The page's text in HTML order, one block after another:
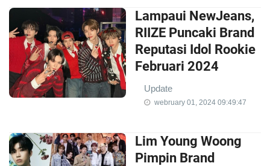
Lampaui NewJeans,
RIIZE Puncaki Brand
Reputasi Idol Rookie
Februari 2024
Update
webruary 01, 2024 09:49:47
Lim Young Woong
Pimpin Brand